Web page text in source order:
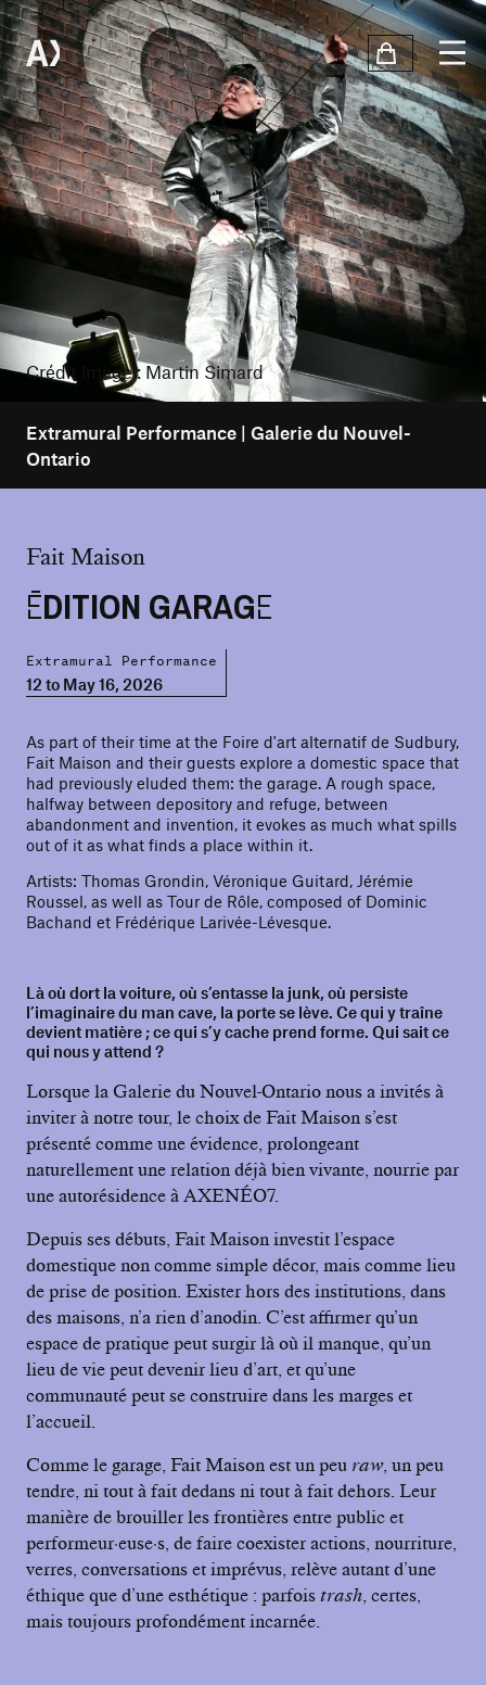
Crédit image : Martin Simard
Extramural Performance | Galerie du Nouvel-
Ontario
ÉDITION GARAGE
Fait Maison
Extramural Performance
12 to May 16, 2026
As part of their time at the Foire d'art alternatif de Sudbury,
Fait Maison and their guests explore a domestic space that
had previously eluded them: the garage. A rough space,
halfway between depository and refuge, between
abandonment and invention, it evokes as much what spills
out of it as what finds a place within it.
Artists: Thomas Grondin, Véronique Guitard, Jérémie
Roussel, as well as Tour de Rôle, composed of Dominic
Bachand et Frédérique Larivée-Lévesque.
Là où dort la voiture, où s’entasse la junk, où persiste
l’imaginaire du man cave, la porte se lève. Ce qui y traîne
devient matière ; ce qui s’y cache prend forme. Qui sait ce
qui nous y attend ?
Lorsque la Galerie du Nouvel-Ontario nous a invités à
inviter à notre tour, le choix de Fait Maison s’est
présenté comme une évidence, prolongeant
naturellement une relation déjà bien vivante, nourrie par
une autorésidence à AXENÉO7.
Depuis ses débuts, Fait Maison investit l’espace
domestique non comme simple décor, mais comme lieu
de prise de position. Exister hors des institutions, dans
des maisons, n’a rien d’anodin. C’est affirmer qu’un
espace de pratique peut surgir là où il manque, qu’un
lieu de vie peut devenir lieu d’art, et qu’une
communauté peut se construire dans les marges et
l’accueil.
Comme le garage, Fait Maison est un peu raw, un peu
tendre, ni tout à fait dedans ni tout à fait dehors. Leur
manière de brouiller les frontières entre public et
performeur·euse·s, de faire coexister actions, nourriture,
verres, conversations et imprévus, relève autant d’une
éthique que d’une esthétique : parfois trash , certes,
mais toujours profondément incarnée.